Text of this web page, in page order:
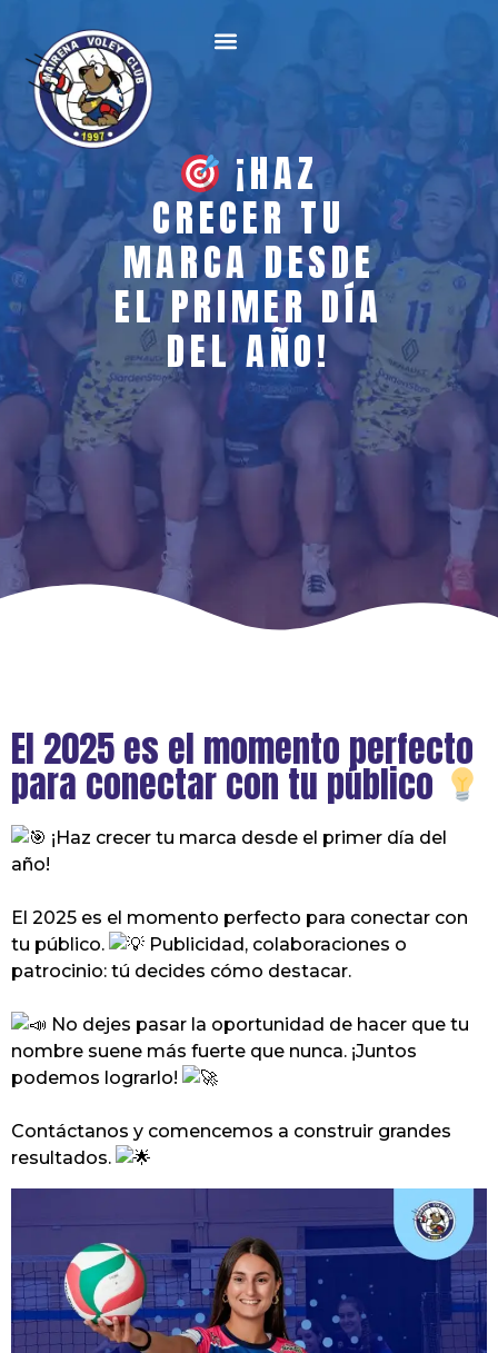
¡HAZ
CRECER TU
MARCA DESDE
EL PRIMER DÍA
DEL AÑO!
El 2025 es el momento perfecto
para conectar con tu público
¡Haz crecer tu marca desde el primer día del
año!
El 2025 es el momento perfecto para conectar con
tu público.
Publicidad, colaboraciones o
patrocinio: tú decides cómo destacar.
No dejes pasar la oportunidad de hacer que tu
nombre suene más fuerte que nunca. ¡Juntos
podemos lograrlo!
Contáctanos y comencemos a construir grandes
resultados.